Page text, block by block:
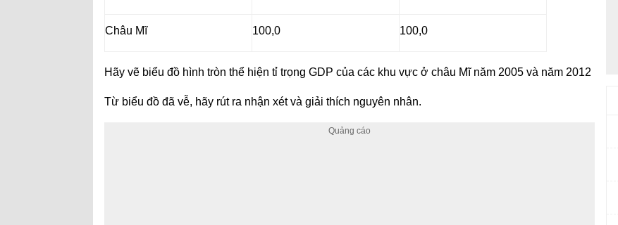
Châu Mĩ 100,0 100,0
Hãy vẽ biểu đồ hình tròn thể hiện tỉ trọng GDP của các khu vực ở châu Mĩ năm 2005 và năm 2012
Từ biểu đồ đã vễ, hãy rút ra nhận xét và giải thích nguyên nhân.